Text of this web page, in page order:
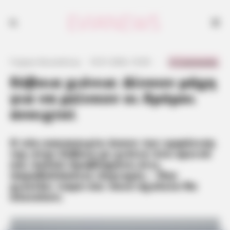
Εύβοια χιόνια: Δίνουν μάχη
για να μείνουν οι δρόμοι
ανοιχτοί
Η νέα κακοκαιρία έκανε την εμφάνιση
παραθαλάσσιες περιοχές – Που
χιονίζει τώρα και ποια σχολεία θα